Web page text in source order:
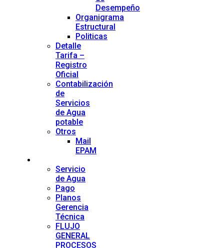
Desempeño
Organigrama
Estructural
Politicas
Detalle
Tarifa –
Registro
Oficial
Contabilización
de
Servicios
de Agua
potable
Otros
Mail
EPAM
Servicio
de Agua
Pago
Planos
Gerencia
Técnica
FLUJO
GENERAL
PROCESOS